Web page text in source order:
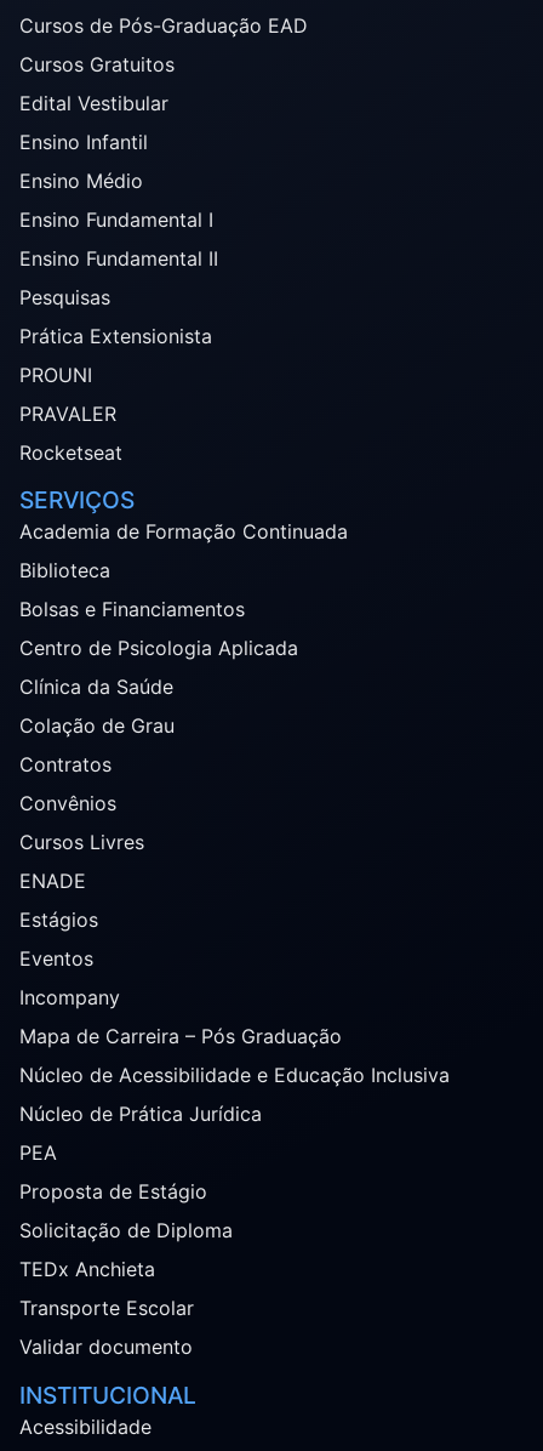
Cursos de Pós-Graduação EAD
Cursos Gratuitos
Edital Vestibular
Ensino Infantil
Ensino Médio
Ensino Fundamental I
Ensino Fundamental II
Pesquisas
Prática Extensionista
PROUNI
PRAVALER
Rocketseat
SERVIÇOS
Academia de Formação Continuada
Biblioteca
Bolsas e Financiamentos
Centro de Psicologia Aplicada
Clínica da Saúde
Colação de Grau
Contratos
Convênios
Cursos Livres
ENADE
Estágios
Eventos
Incompany
Mapa de Carreira – Pós Graduação
Núcleo de Acessibilidade e Educação Inclusiva
Núcleo de Prática Jurídica
PEA
Proposta de Estágio
Solicitação de Diploma
TEDx Anchieta
Transporte Escolar
Validar documento
INSTITUCIONAL
Acessibilidade